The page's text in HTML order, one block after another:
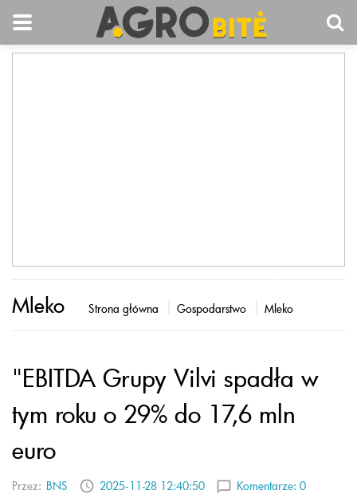
Mleko Strona główna Gospodarstwo Mleko
"EBITDA Grupy Vilvi spadła w
tym roku o 29% do 17,6 mln
euro
Przez: BNS 2025-11-28 12:40:50 Komentarze: 0